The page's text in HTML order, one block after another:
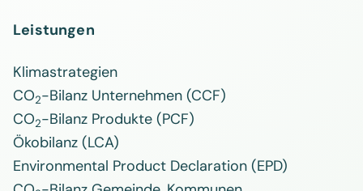
Leistungen
Klimastrategien
CO2-Bilanz Unternehmen (CCF)
CO2-Bilanz Produkte (PCF)
Ökobilanz (LCA)
Environmental Product Declaration (EPD)